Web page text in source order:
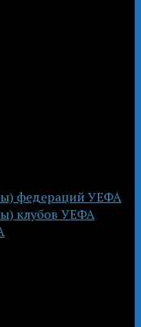
федераций УЕФА
клубов УЕФА